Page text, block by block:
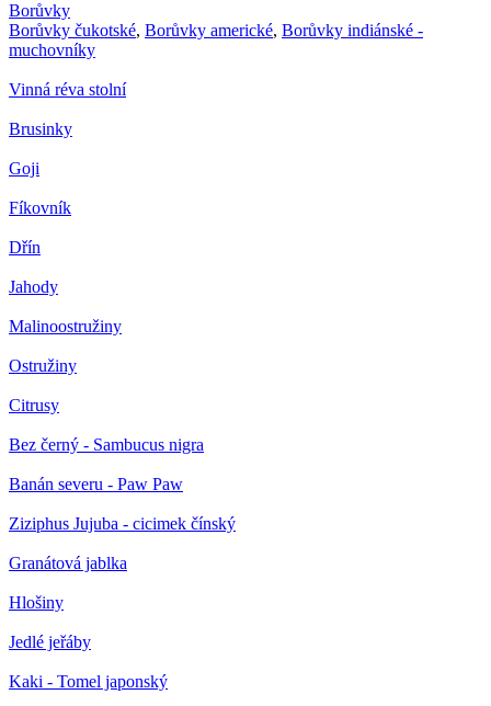
Borůvky
Borůvky čukotské, Borůvky americké, Borůvky indiánské -
muchovníky
Vinná réva stolní
Brusinky
Goji
Fíkovník
Dřín
Jahody
Malinoostružiny
Ostružiny
Citrusy
Bez černý - Sambucus nigra
Banán severu - Paw Paw
Ziziphus Jujuba - cicimek čínský
Granátová jablka
Hlošiny
Jedlé jeřáby
Kaki - Tomel japonský